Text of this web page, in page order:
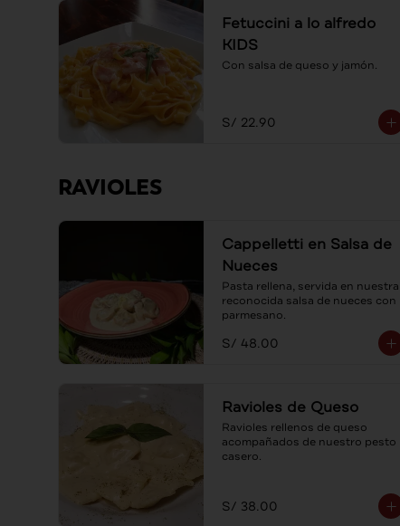
Fetuccini a lo alfredo
KIDS
Con salsa de queso y jamón.
S/ 22.90
RAVIOLES
Cappelletti en Salsa de
Nueces
Pasta rellena, servida en nuestra
reconocida salsa de nueces con
parmesano.
S/ 48.00
Ravioles de Queso
Ravioles rellenos de queso
acompañados de nuestro pesto
casero.
S/ 38.00